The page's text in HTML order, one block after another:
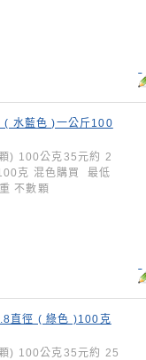
( 水藍色 )一公斤100
) 100公克35元約 2
克 混色購買 最低
不數顆
直徑 ( 綠色 )100克
) 100公克35元約 25